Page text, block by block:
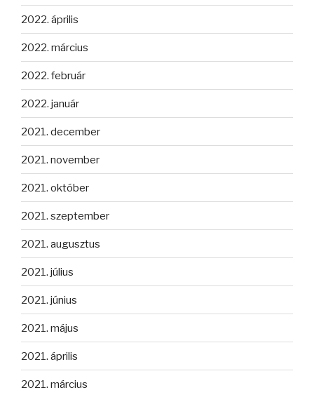
2022. április
2022. március
2022. február
2022. január
2021. december
2021. november
2021. október
2021. szeptember
2021. augusztus
2021. július
2021. június
2021. május
2021. április
2021. március